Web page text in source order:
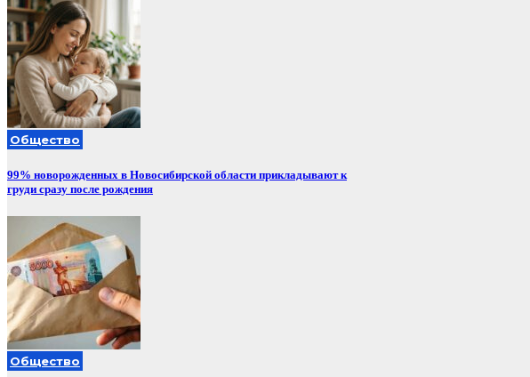
Общество
99% новорожденных в Новосибирской области прикладывают к
груди сразу после рождения
Общество